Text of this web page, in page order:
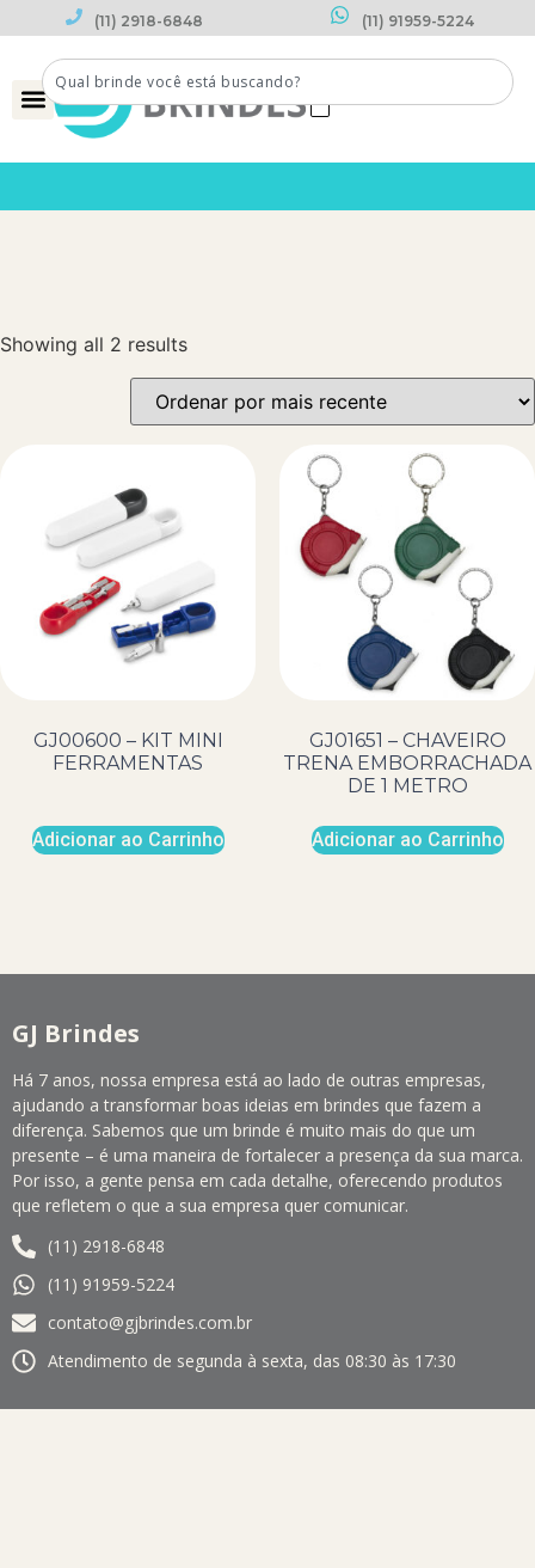
(11) 2918-6848 (11) 91959-5224
Showing all 2 results
GJ00600 – KIT MINI
FERRAMENTAS
Adicionar ao Carrinho
GJ01651 – CHAVEIRO
TRENA EMBORRACHADA
DE 1 METRO
Adicionar ao Carrinho
GJ Brindes
Há 7 anos, nossa empresa está ao lado de outras empresas,
ajudando a transformar boas ideias em brindes que fazem a
diferença. Sabemos que um brinde é muito mais do que um
presente – é uma maneira de fortalecer a presença da sua marca.
Por isso, a gente pensa em cada detalhe, oferecendo produtos
que refletem o que a sua empresa quer comunicar.
(11) 2918-6848
(11) 91959-5224
contato@gjbrindes.com.br
Atendimento de segunda à sexta, das 08:30 às 17:30